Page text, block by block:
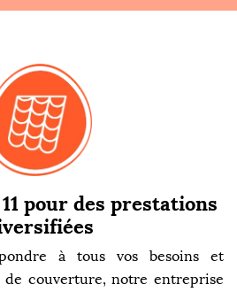
pour des prestations
à tous vos besoins et
de couverture, notre entreprise